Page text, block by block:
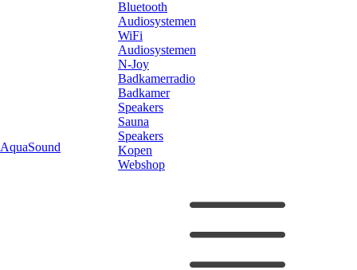
AquaSound
Bluetooth
Audiosystemen
WiFi
Audiosystemen
N-Joy
Badkamerradio
Badkamer
Speakers
Sauna
Speakers
Kopen
Webshop